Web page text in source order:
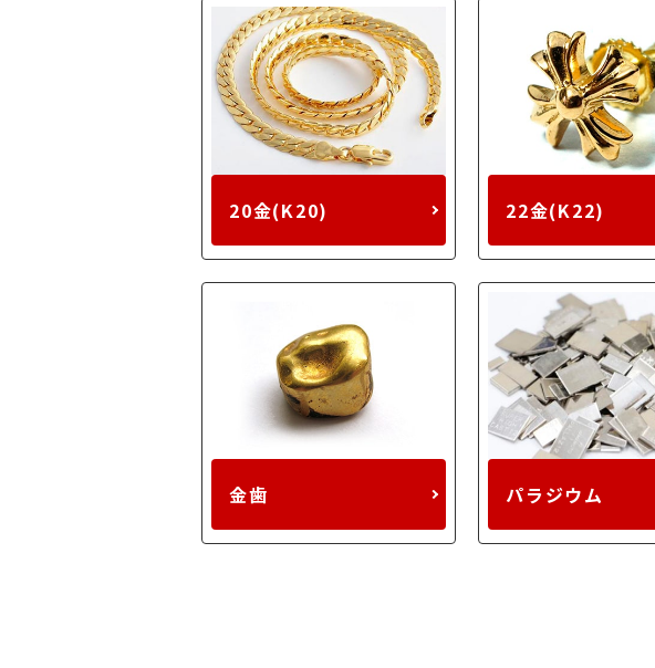
20金(K20) 22金(K22)
金歯 パラジウム